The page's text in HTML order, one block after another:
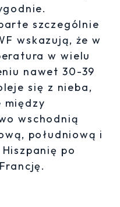
szczególnie
wskazują, że w
w wielu
nawet 30-39
się z nieba,
między
wschodnią
południową i
po